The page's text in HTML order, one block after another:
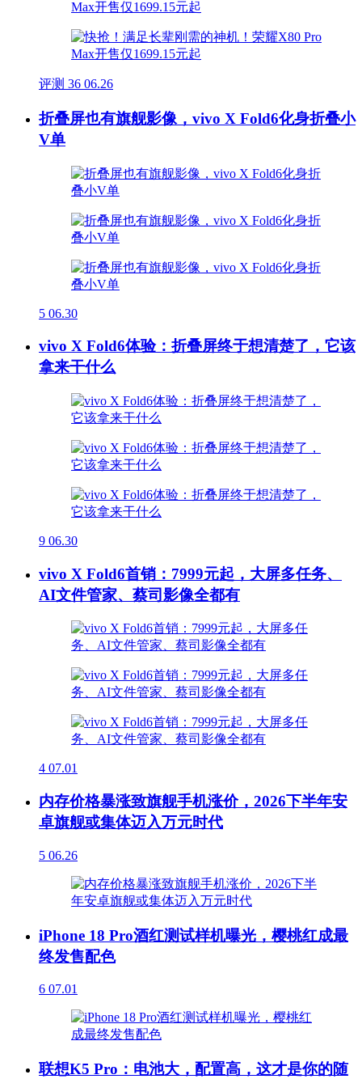
评测 36 06.26
折叠屏也有旗舰影像，vivo X Fold6化身折叠小
V单
5 06.30
vivo X Fold6体验：折叠屏终于想清楚了，它该
拿来干什么
9 06.30
vivo X Fold6首销：7999元起，大屏多任务、
AI文件管家、蔡司影像全都有
4 07.01
内存价格暴涨致旗舰手机涨价，2026下半年安
卓旗舰或集体迈入万元时代
5 06.26
iPhone 18 Pro酒红测试样机曝光，樱桃红成最
终发售配色
6 07.01
联想K5 Pro：电池大，配置高，这才是你的随